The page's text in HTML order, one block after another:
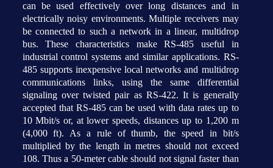
can be used effectively over long distances and in
electrically noisy environments. Multiple receivers may
be connected to such a network in a linear, multidrop
bus. These characteristics make RS-485 useful in
industrial control systems and similar applications. RS-
485 supports inexpensive local networks and multidrop
communications links, using the same differential
signaling over twisted pair as RS-422. It is generally
accepted that RS-485 can be used with data rates up to
10 Mbit/s or, at lower speeds, distances up to 1,200 m
(4,000 ft). As a rule of thumb, the speed in bit/s
multiplied by the length in metres should not exceed
108. Thus a 50-meter cable should not signal faster than